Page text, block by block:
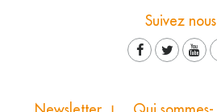
Suivez nous